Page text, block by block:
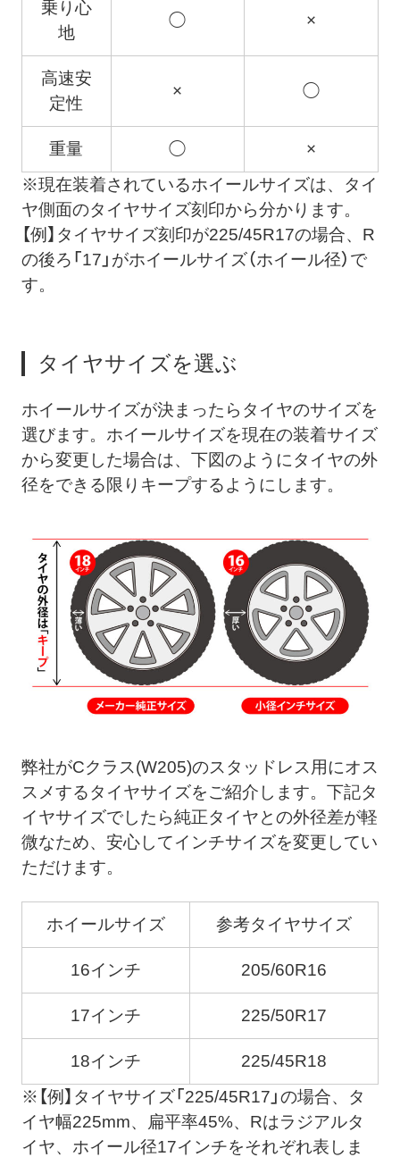
乗り心
地
◯ ×
高速安
定性
× ◯
重量 ◯
×
※現在装着されているホイールサイズは、タイ
ヤ側面のタイヤサイズ刻印から分かります。
【例】タイヤサイズ刻印が225/45R17の場合、R
の後ろ「17」がホイールサイズ（ホイール径）で
す。
タイヤサイズを選ぶ
ホイールサイズが決まったらタイヤのサイズを
選びます。ホイールサイズを現在の装着サイズ
から変更した場合は、下図のようにタイヤの外
径をできる限りキープするようにします。
弊社がCクラス(W205)のスタッドレス用にオス
スメするタイヤサイズをご紹介します。下記タ
イヤサイズでしたら純正タイヤとの外径差が軽
微なため、安心してインチサイズを変更してい
ただけます。
ホイールサイズ 参考タイヤサイズ
16インチ 205/60R16
17インチ 225/50R17
18インチ
225/45R18
※【例】タイヤサイズ「225/45R17」の場合、タ
イヤ幅225mm、扁平率45%、Rはラジアルタ
イヤ、ホイール径17インチをそれぞれ表しま